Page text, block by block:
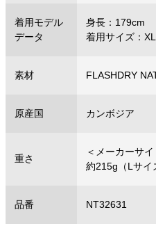
着用モデル
データ
身長：179cm
着用サイズ：
素材 FLASHDRY
原産国 カンボジア
重さ
＜メーカーサイ
約215g（Lサイ
品番 NT32631